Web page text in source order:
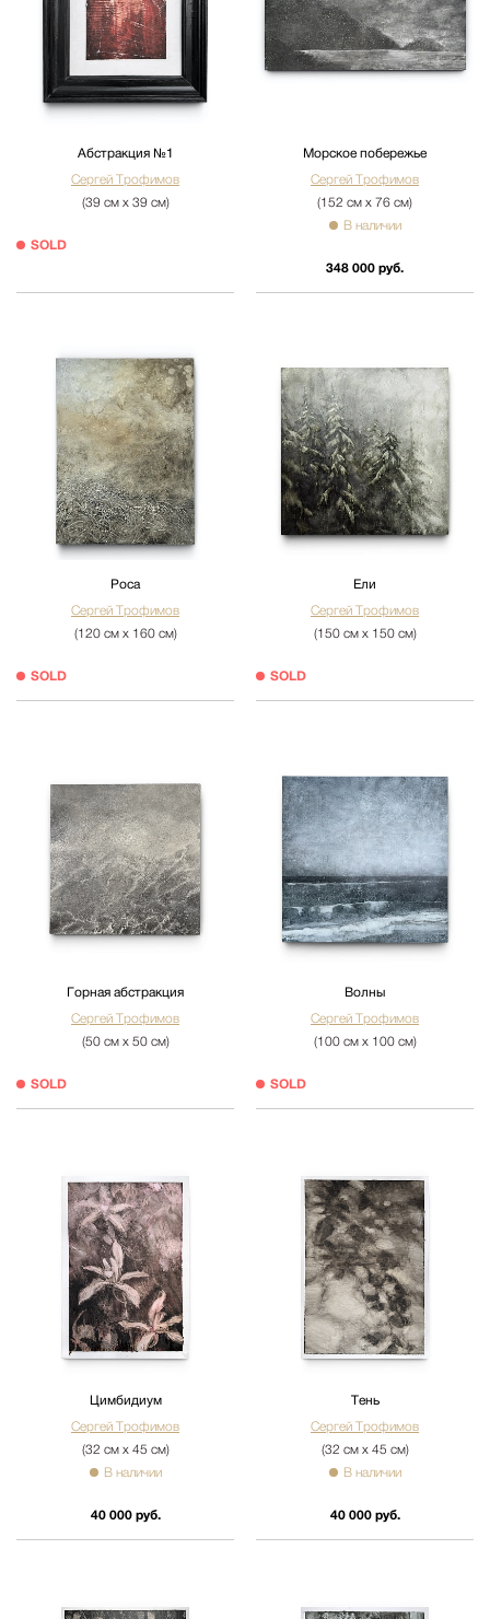
Абстракция №1
Сергей Трофимов
(39 см х 39 см)
SOLD
Морское побережье
Сергей Трофимов
(152 см х 76 см)
В наличии
348 000 руб.
Роса
Сергей Трофимов
(120 см х 160 см)
SOLD
Ели
Сергей Трофимов
(150 см х 150 см)
SOLD
Горная абстракция
Сергей Трофимов
(50 см х 50 см)
SOLD
Волны
Сергей Трофимов
(100 см х 100 см)
SOLD
Цимбидиум
Сергей Трофимов
(32 см х 45 см)
В наличии
40 000 руб.
Тень
Сергей Трофимов
(32 см х 45 см)
В наличии
40 000 руб.